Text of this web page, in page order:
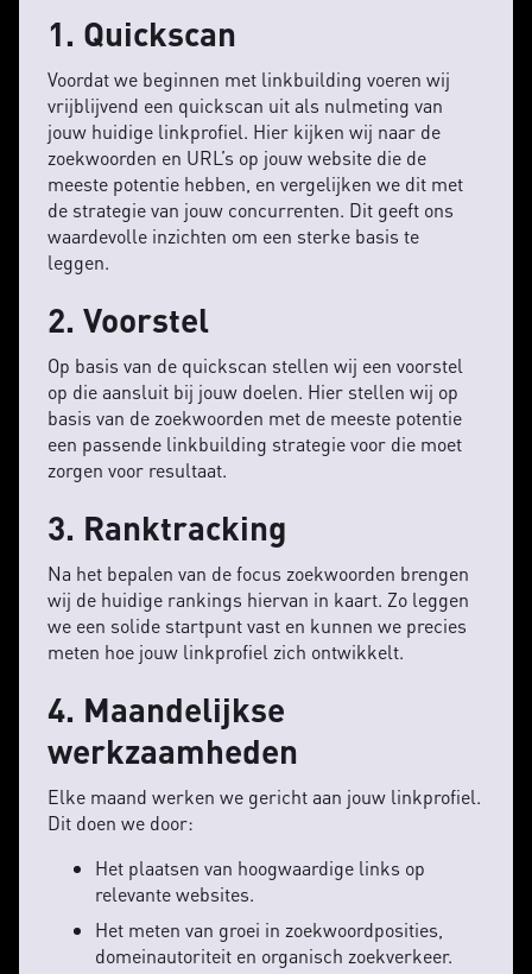
1. Quickscan
Voordat we beginnen met linkbuilding voeren wij
vrijblijvend een quickscan uit als nulmeting van
jouw huidige linkprofiel. Hier kijken wij naar de
zoekwoorden en URL’s op jouw website die de
meeste potentie hebben, en vergelijken we dit met
de strategie van jouw concurrenten. Dit geeft ons
waardevolle inzichten om een sterke basis te
leggen.
2. Voorstel
Op basis van de quickscan stellen wij een voorstel
op die aansluit bij jouw doelen. Hier stellen wij op
basis van de zoekwoorden met de meeste potentie
een passende linkbuilding strategie voor die moet
zorgen voor resultaat.
3. Ranktracking
Na het bepalen van de focus zoekwoorden brengen
wij de huidige rankings hiervan in kaart. Zo leggen
we een solide startpunt vast en kunnen we precies
meten hoe jouw linkprofiel zich ontwikkelt.
4. Maandelijkse
werkzaamheden
Elke maand werken we gericht aan jouw linkprofiel.
Dit doen we door:
Het plaatsen van hoogwaardige links op
relevante websites.
Het meten van groei in zoekwoordposities,
domeinautoriteit en organisch zoekverkeer.